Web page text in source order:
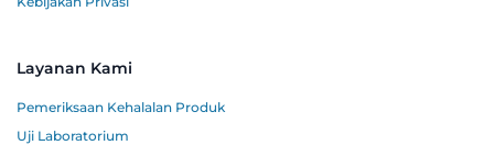
Layanan Kami
Pemeriksaan Kehalalan Produk
Uji Laboratorium